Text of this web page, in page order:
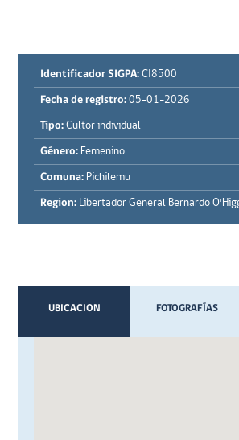
Identificador SIGPA: CI8500
Fecha de registro: 05-01-2026
Tipo: Cultor individual
Género: Femenino
Comuna: Pichilemu
Region: Libertador General Bernardo
UBICACION FOTOGRAFÍAS